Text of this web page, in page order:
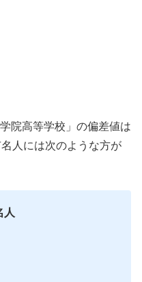
院高等学校」の偏差値は
人には次のような方が
人